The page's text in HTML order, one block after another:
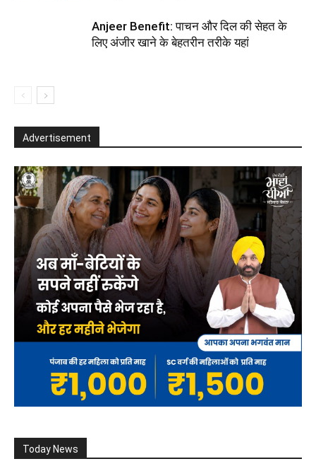
Anjeer Benefit: पाचन और दिल की सेहत के
लिए अंजीर खाने के बेहतरीन तरीके यहां
Advertisement
Today News